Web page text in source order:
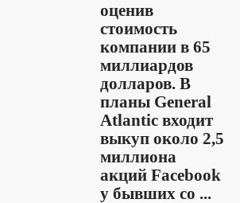
оценив
стоимость
компании в 65
миллиардов
долларов. В
планы General
Atlantic входит
выкуп около 2,5
миллиона
акций Facebook
у бывших со ...